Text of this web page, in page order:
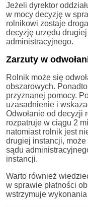
Jeżeli dyrektor
w mocy decyzję w
rolnikowi zostaje
decyzję urzędu
administracyjnego.
Zarzuty w
Rolnik może się
obszarowych.
przyznanej pomocy.
uzasadnienie i
Odwołanie od decyzji
rozpatruje w ciągu 2
natomiast rolnik jest
drugiej instancji,
sądu
instancji.
Warto również
w sprawie płatności
wstrzymuje